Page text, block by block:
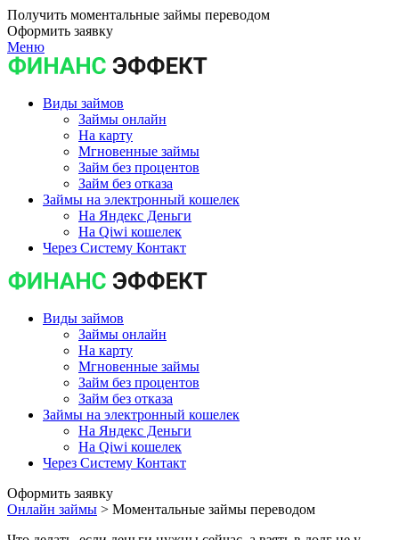
Получить моментальные займы переводом
Оформить заявку
Меню
Виды займов
Займы онлайн
На карту
Мгновенные займы
Займ без процентов
Займ без отказа
Займы на электронный кошелек
На Яндекс Деньги
На Qiwi кошелек
Через Систему Контакт
Виды займов
Займы онлайн
На карту
Мгновенные займы
Займ без процентов
Займ без отказа
Займы на электронный кошелек
На Яндекс Деньги
На Qiwi кошелек
Через Систему Контакт
Оформить заявку
Онлайн займы > Моментальные займы переводом